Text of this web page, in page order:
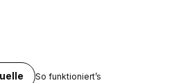
So funktioniert’s